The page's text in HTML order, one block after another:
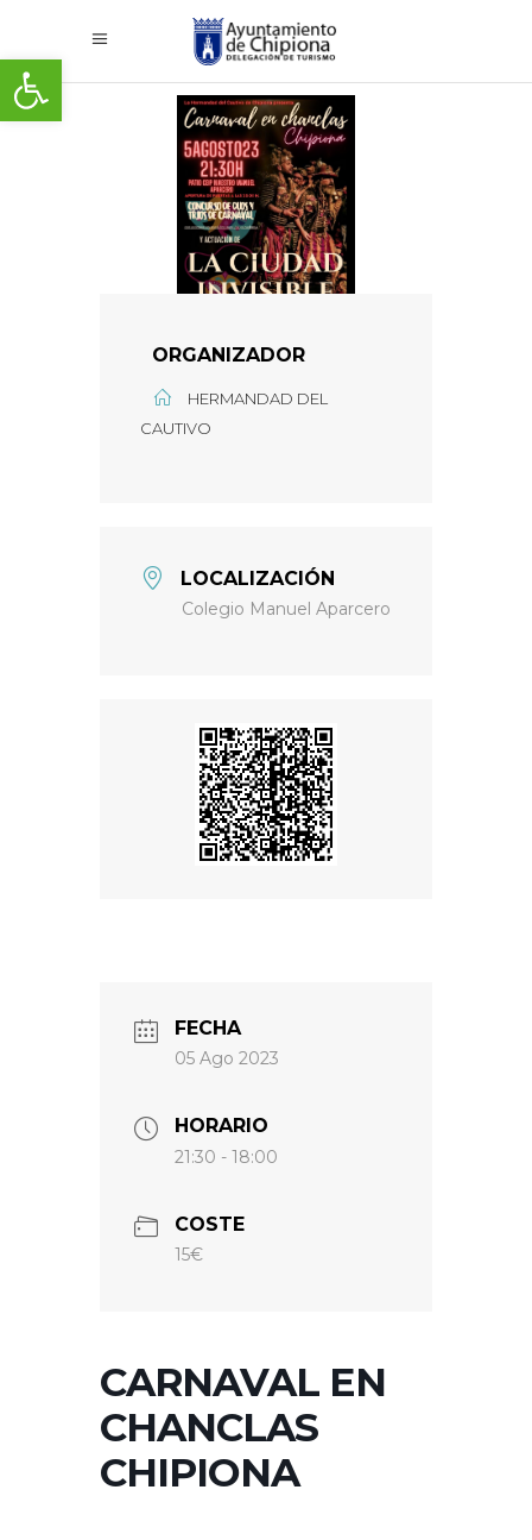
Abrir barra de herramientas
ORGANIZADOR
HERMANDAD DEL
CAUTIVO
LOCALIZACIÓN
Colegio Manuel Aparcero
FECHA
05 Ago 2023
HORARIO
21:30 - 18:00
COSTE
15€
CARNAVAL EN
CHANCLAS
CHIPIONA